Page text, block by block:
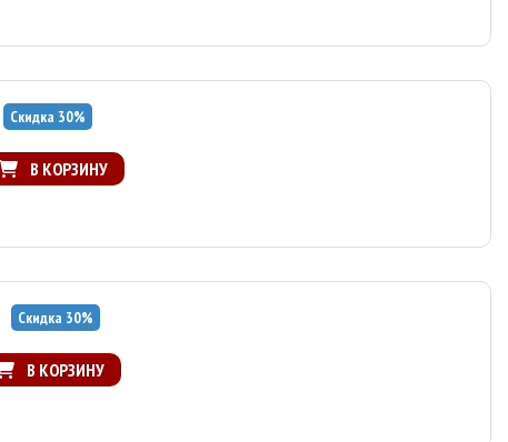
Скидка 30%
В КОРЗИНУ
Скидка 30%
В КОРЗИНУ